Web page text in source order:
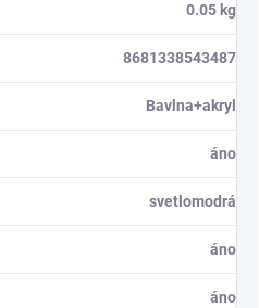
0.05 kg
8681338543487
Bavlna+akryl
áno
svetlomodrá
áno
áno